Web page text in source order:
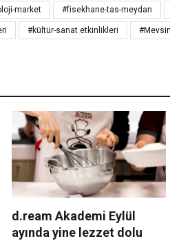
market #fisekhane-tas-meydan
#kültür-sanat etkinlikleri
d.ream Akademi Eylül
ayında yine lezzet dolu